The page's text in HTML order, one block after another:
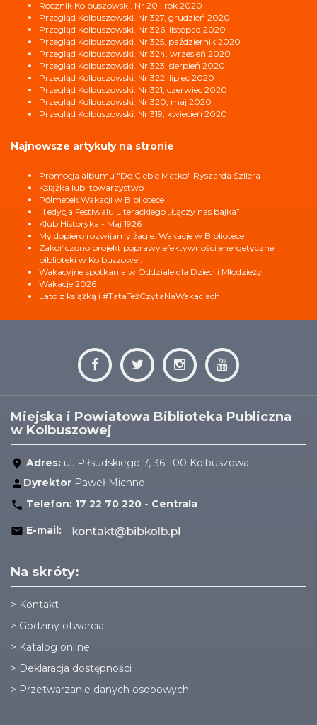
Rocznik Kolbuszowski. Nr 20 : rok 2020
Przegląd Kolbuszowski. Nr 327, grudzień 2020
Przegląd Kolbuszowski. Nr 326, listopad 2020
Przegląd Kolbuszowski. Nr 325, październik 2020
Przegląd Kolbuszowski. Nr 324, wrzesień 2020
Przegląd Kolbuszowski. Nr 323, sierpień 2020
Przegląd Kolbuszowski. Nr 322, lipiec 2020
Przegląd Kolbuszowski. Nr 321, czerwiec 2020
Przegląd Kolbuszowski. Nr 320, maj 2020
Przegląd Kolbuszowski. Nr 319, kwiecień 2020
Najnowsze artykuły na stronie
Promocja albumu "Do Ciebie Matko" Ryszarda Szilera
Książka lubi towarzystwo
Półmetek Wakacji w Bibliotece
III edycja Festiwalu Literackiego „Łączy nas bajka”
Klub Historyka - Maj 1926
My dopiero rozwijamy żagle. Wakacje w Bibliotece
Zakończono projekt poprawy efektywności energetycznej
biblioteki w Kolbuszowej.
Wakacyjne spotkania w Oddziale dla Dzieci i Młodzieży
Wakacje 2026
Lato z książką i #TataTeżCzytaNaWakacjach
Miejska i Powiatowa Biblioteka Publiczna
w Kolbuszowej
Adres: ul. Piłsudskiego 7, 36-100 Kolbuszowa
Dyrektor Paweł Michno
Telefon: 17 22 70 220 - Centrala
E-mail:
Na skróty:
> Kontakt
> Godziny otwarcia
> Katalog online
> Deklaracja dostępności
> Przetwarzanie danych osobowych